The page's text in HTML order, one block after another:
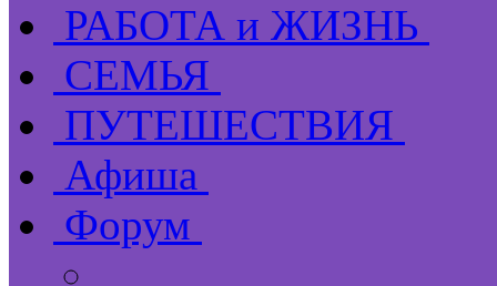
РАБОТА и ЖИЗНЬ
СЕМЬЯ
ПУТЕШЕСТВИЯ
Афиша
Форум